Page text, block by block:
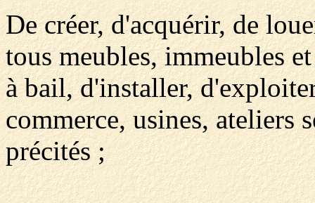
De créer, d'acquérir, de
tous meubles, immeubles
à bail, d'installer,
commerce, usines, ateliers
précités ;